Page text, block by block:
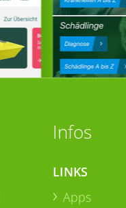
Infos
LINKS
Apps